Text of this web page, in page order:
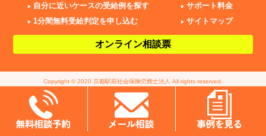
自分に近いケースの受給例を探す
1分間無料受給判定を申し込む
サポート料金
サイトマップ
オンライン相談票
Copyright © 2020 京都駅前社会保険労務士法人 All rights reserved.